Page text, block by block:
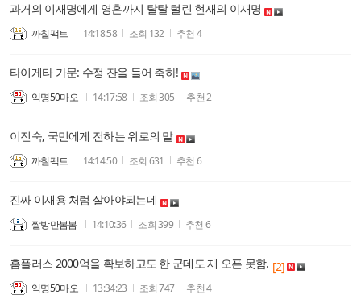
과거의 이재명에게 영혼까지 탈탈 털린 현재의 이재명
까칠팩트 14:18:58 조회 132 추천 4
타이게타 가문: 수정 잔을 들어 축하!
익명50마오 14:17:58 조회305 추천2
이진숙, 국민에게 전하는 위로의 말
까칠팩트 14:14:50 조회 631 추천 6
진짜 이재용 처럼 살아야되는데
짤방만봄봄 14:10:36 조회399 추천 6
홈플러스 2000억을 확보하고도 한 군데도 재 오픈 못함. [2]
익명50마오 13:34:23 조회747 추천4